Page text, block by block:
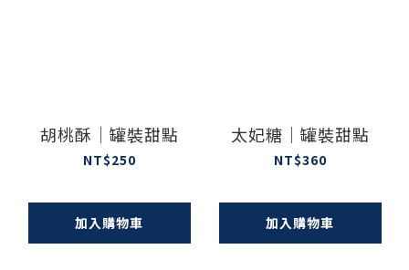
胡桃酥｜罐裝甜點
NT$250
加入購物車
太妃糖｜罐裝甜點
NT$360
加入購物車